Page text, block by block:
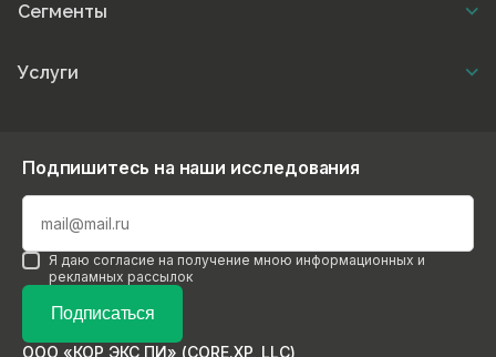
Сегменты
Услуги
ООО «КОР ЭКС ПИ» (CORE.XP, LLC)
Подпишитесь на наши исследования
Подписаться
Я даю согласие на получение мною информационных и
рекламных рассылок